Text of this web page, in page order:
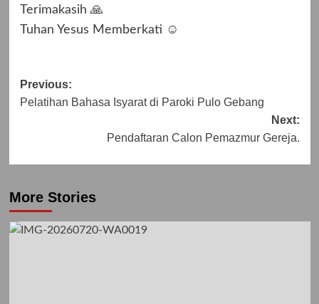
Terimakasih 🙏
Tuhan Yesus Memberkati ☺️
Post
navigation
Previous:
Pelatihan Bahasa Isyarat di Paroki Pulo Gebang
Next:
Pendaftaran Calon Pemazmur Gereja.
More Stories